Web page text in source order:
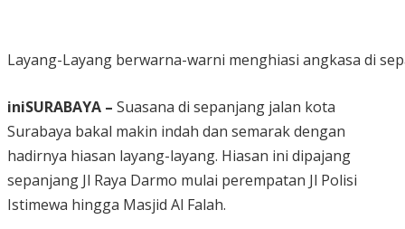
Layang-Layang berwarna-warni menghiasi angkasa di
iniSURABAYA – Suasana di sepanjang jalan kota
Surabaya bakal makin indah dan semarak dengan
hadirnya hiasan layang-layang. Hiasan ini dipajang
sepanjang Jl Raya Darmo mulai perempatan Jl Polisi
Istimewa hingga Masjid Al Falah.